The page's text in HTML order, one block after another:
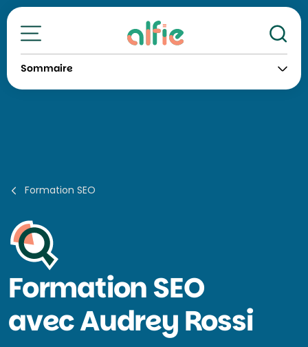
Toutes nos formations
Sommaire
Formation SEO
FormationSEO
avec Audrey Rossi